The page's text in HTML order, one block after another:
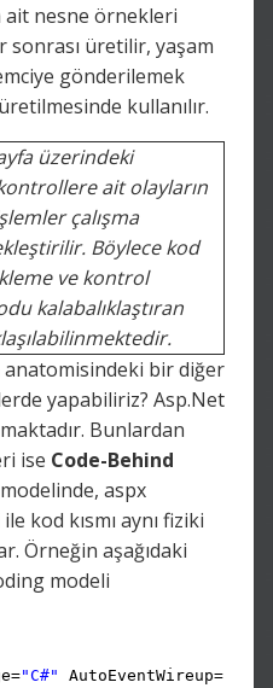
ait nesne örnekleri
sonrası üretilir, yaşam
gönderilemek
kullanılır.
üzerindeki
ait olayların
çalışma
Böylece kod
ve kontrol
kalabalıklaştıran
anatomisindeki bir diğer
yapabiliriz? Asp.Net
Bunlardan
ise Code-Behind
aspx
kod kısmı aynı fiziki
Örneğin aşağıdaki
modeli
"C#" AutoEventWireup=